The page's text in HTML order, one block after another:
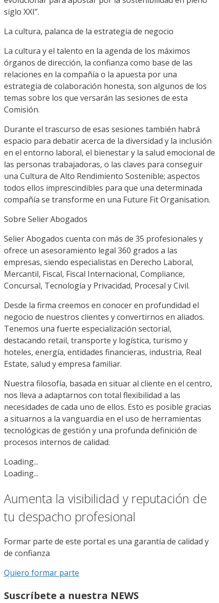
siglo XXI”.
La cultura, palanca de la estrategia de negocio
La cultura y el talento en la agenda de los máximos
órganos de dirección, la confianza como base de las
relaciones en la compañía o la apuesta por una
estrategia de colaboración honesta, son algunos de los
temas sobre los que versarán las sesiones de esta
Comisión.
Durante el trascurso de esas sesiones también habrá
espacio para debatir acerca de la diversidad y la inclusión
en el entorno laboral, el bienestar y la salud emocional de
las personas trabajadoras, o las claves para conseguir
una Cultura de Alto Rendimiento Sostenible; aspectos
todos ellos imprescindibles para que una determinada
compañía se transforme en una Future FitOrganisation.
Sobre Selier Abogados
Selier Abogados cuenta con más de 35 profesionales y
ofrece un asesoramiento legal 360 grados a las
empresas, siendo especialistas en Derecho Laboral,
Mercantil, Fiscal, Fiscal Internacional, Compliance,
Concursal, Tecnología y Privacidad, Procesal y Civil.
Desde la firma creemos en conocer en profundidad el
negocio de nuestros clientes y convertirnos en aliados.
Tenemos una fuerte especialización sectorial,
destacando retail, transporte y logística, turismo y
hoteles, energía, entidades financieras, industria, Real
Estate, salud y empresa familiar.
Nuestra filosofía, basada en situar al cliente en el centro,
nos lleva a adaptarnos con total flexibilidad a las
necesidades de cada uno de ellos. Esto es posible gracias
a situarnos a la vanguardia en el uso de herramientas
tecnológicas de gestión y una profunda definición de
procesos internos de calidad.
Loading...
Loading...
Aumenta la visibilidad y reputación de
tu despacho profesional
Formar parte de este portal es una garantía de calidad y
de confianza
Quiero formar parte
Suscríbete a nuestra NEWS